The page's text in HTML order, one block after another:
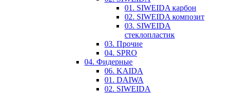
01. SIWEIDA карбон
02. SIWEIDA композит
03. SIWEIDA
стеклопластик
03. Прочие
04. SPRO
04. Фидерные
06. KAIDA
01. DAIWA
02. SIWEIDA